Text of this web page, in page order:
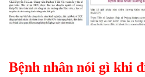
Bệnh nhân nói gì khi